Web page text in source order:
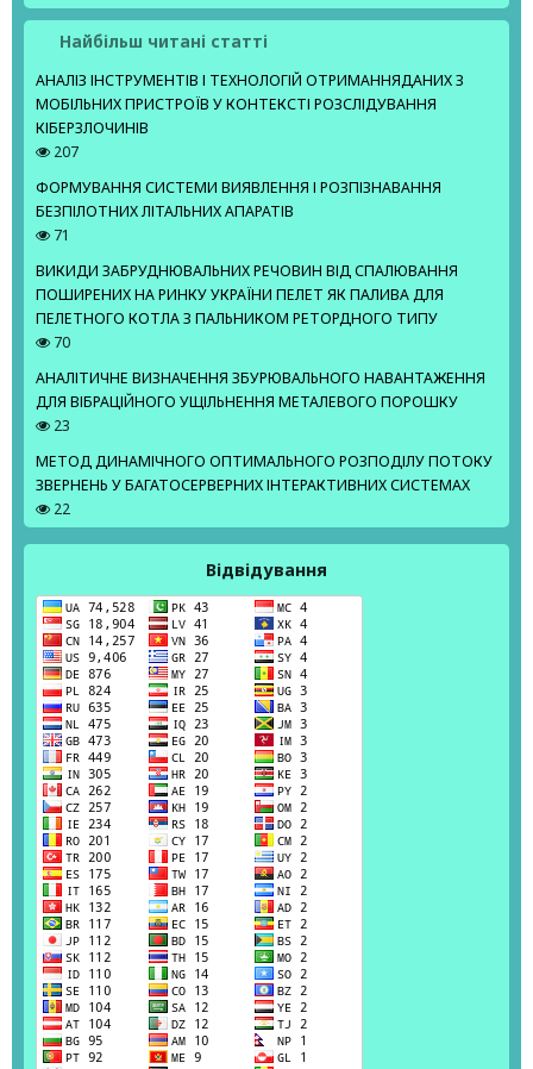
Найбільш читані статті
АНАЛІЗ ІНСТРУМЕНТІВ І ТЕХНОЛОГІЙ ОТРИМАННЯДАНИХ З
МОБІЛЬНИХ ПРИСТРОЇВ У КОНТЕКСТІ РОЗСЛІДУВАННЯ
КІБЕРЗЛОЧИНІВ
207
ФОРМУВАННЯ СИСТЕМИ ВИЯВЛЕННЯ І РОЗПІЗНАВАННЯ
БЕЗПІЛОТНИХ ЛІТАЛЬНИХ АПАРАТІВ
71
ВИКИДИ ЗАБРУДНЮВАЛЬНИХ РЕЧОВИН ВІД СПАЛЮВАННЯ
ПОШИРЕНИХ НА РИНКУ УКРАЇНИ ПЕЛЕТ ЯК ПАЛИВА ДЛЯ
ПЕЛЕТНОГО КОТЛА З ПАЛЬНИКОМ РЕТОРДНОГО ТИПУ
70
АНАЛІТИЧНЕ ВИЗНАЧЕННЯ ЗБУРЮВАЛЬНОГО НАВАНТАЖЕННЯ
ДЛЯ ВІБРАЦІЙНОГО УЩІЛЬНЕННЯ МЕТАЛЕВОГО ПОРОШКУ
23
МЕТОД ДИНАМІЧНОГО ОПТИМАЛЬНОГО РОЗПОДІЛУ ПОТОКУ
ЗВЕРНЕНЬ У БАГАТОСЕРВЕРНИХ ІНТЕРАКТИВНИХ СИСТЕМАХ
22
Відвідування